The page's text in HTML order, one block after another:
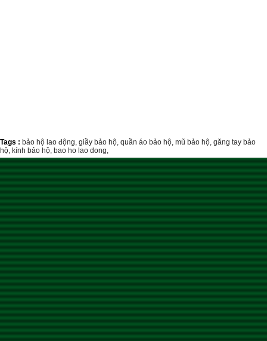
Tags : bảo hộ lao động, giầy bảo hộ, quần áo bảo hộ, mũ bảo hộ, găng tay bảo
hộ, kính bảo hộ, bao ho lao dong,